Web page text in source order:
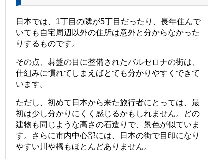
日本では、1丁目の隣が5丁目だったり、長年住んで
いても自宅周辺以外の住所は意外と分からなかった
りするものです。
その点、碁盤の目に整備されたバルセロナの街は、
仕組みに慣れてしまえばとても分かりやすくできて
います。
ただし、初めて日本から来た旅行者にとっては、最
初は少し分かりにくく感じるかもしれません。どの
建物も同じような高さの石造りで、景色が似ていま
す。さらに市内中心部には、日本の街で目印になり
やすい川や橋もほとんどありません。